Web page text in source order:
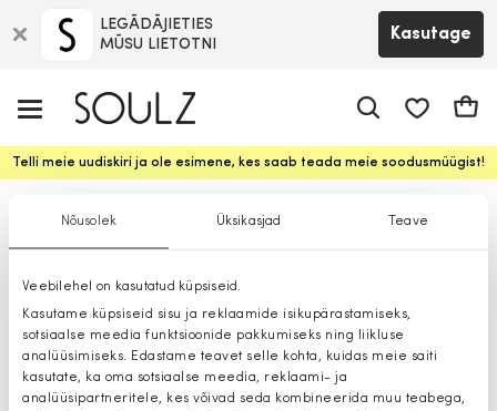
Nõusolek Üksikasjad Teave
Veebilehel on kasutatud küpsiseid.
Kasutame küpsiseid sisu ja reklaamide isikupärastamiseks,
sotsiaalse meedia funktsioonide pakkumiseks ning liikluse
analüüsimiseks. Edastame teavet selle kohta, kuidas meie saiti
kasutate, ka oma sotsiaalse meedia, reklaami- ja
analüüsipartneritele, kes võivad seda kombineerida muu teabega,
LEGĀDĀJIETIES
MŪSU LIETOTNI
Kasutage
Telli meie uudiskiri ja ole esimene, kes saab teada meie soodusmüügist!
Seelikud